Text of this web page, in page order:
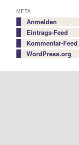
META
Anmelden
Eintrags-Feed
Kommentar-Feed
WordPress.org